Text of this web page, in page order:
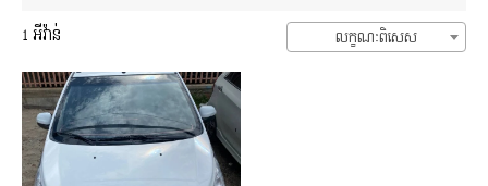
លក្ខណៈពិសេស
1 អីវ៉ាន់